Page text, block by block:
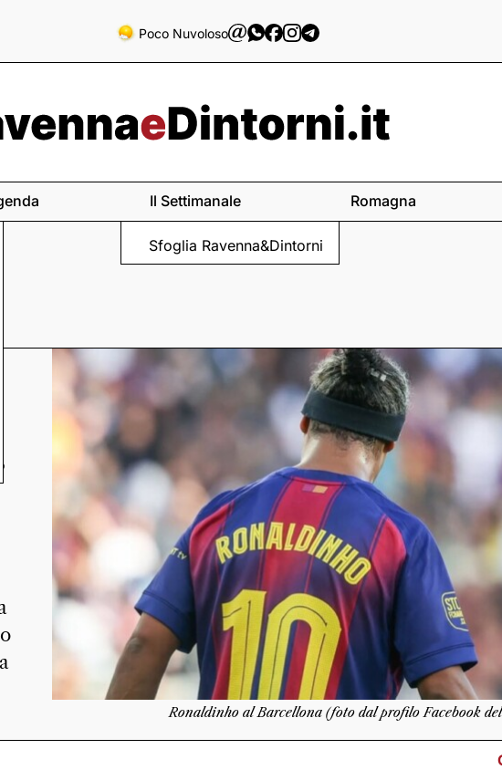
Poco Nuvoloso
Il Settimanale
Sfoglia Ravenna&Dintorni
Romagna
Ronaldinho al Barcellona (foto dal profilo Facebook